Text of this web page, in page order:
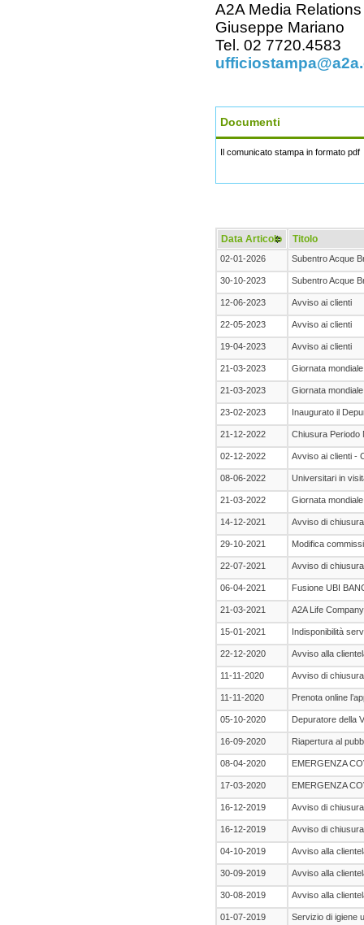
A2A Media Relations
Giuseppe Mariano
Tel. 02 7720.4583
Documenti
Il comunicato stampa in formato pdf
Data Articolo Titolo
02-01-2026 Subentro Acque
30-10-2023 Subentro Acque
12-06-2023 Avviso ai clienti
22-05-2023 Avviso ai clienti
19-04-2023 Avviso ai clienti
21-03-2023 Giornata
21-03-2023 Giornata
23-02-2023 Inaugurato il
21-12-2022 Chiusura Periodo
02-12-2022 Avviso ai clienti -
08-06-2022 Universitari in
21-03-2022 Giornata
14-12-2021 Avviso di
29-10-2021 Modifica
22-07-2021 Avviso di
06-04-2021 Fusione UBI
21-03-2021 A2A Life
15-01-2021 Indisponibilità
22-12-2020 Avviso alla
11-11-2020 Avviso di
11-11-2020 Prenota online
05-10-2020 Depuratore della
16-09-2020 Riapertura al
08-04-2020 EMERGENZA
17-03-2020 EMERGENZA
16-12-2019 Avviso di
16-12-2019 Avviso di
04-10-2019 Avviso alla
30-09-2019 Avviso alla
30-08-2019 Avviso alla
01-07-2019 Servizio di igiene